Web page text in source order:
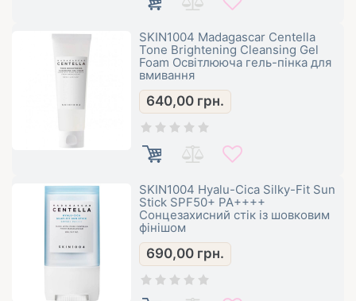
SKIN1004 Madagascar Centella
Tone Brightening Cleansing Gel
Foam Освітлююча гель-пінка для
вмивання
640,00 грн.
SKIN1004 Hyalu-Cica Silky-Fit Sun
Stick SPF50+ PA++++
Сонцезахисний стік із шовковим
фінішом
690,00 грн.